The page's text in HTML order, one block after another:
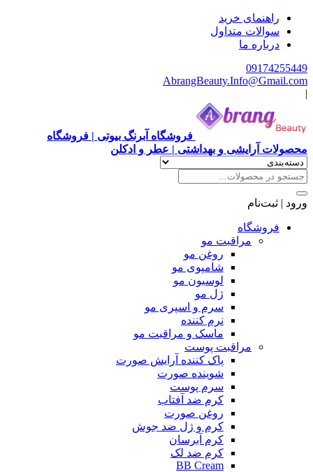
خرید
متداول
ما
فروشگاه آبرنگ بیوتی | فروشگاه
آرایشی و بهداشتی | عطر و ادکلن
مراقبت مو
روغن مو
شامپوی مو
لوسیون مو
سرم و اسپری مو
نرم کننده
ماسک و مراقبت مو
مراقبت پوست
پاک کننده آرایش صورت
شوینده صورت
سرم پوست
کرم ضد آفتاب
روغن صورت
کرم و ژل ضد جوش
کرم آبرسان
کرم ضد لک
BB Cream